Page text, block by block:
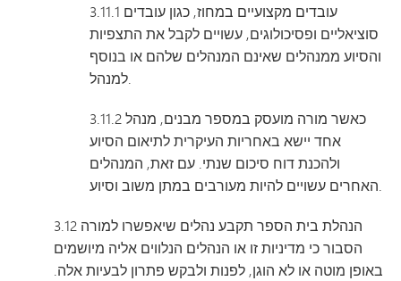
3.11.1 עובדים מקצועיים במחוז, כגון עובדים
סוציאליים ופסיכולוגים, עשויים לקבל את התצפיות
והסיוע ממנהלים שאינם המנהלים שלהם או בנוסף
למנהל.
3.11.2 כאשר מורה מועסק במספר מבנים, מנהל
אחד יישא באחריות העיקרית לתיאום הסיוע
ולהכנת דוח סיכום שנתי. עם זאת, המנהלים
האחרים עשויים להיות מעורבים במתן משוב וסיוע.
3.12 הנהלת בית הספר תקבע נהלים שיאפשרו למורה
הסבור כי מדיניות זו או הנהלים הנלווים אליה מיושמים
באופן מוטה או לא הוגן, לפנות ולבקש פתרון לבעיות אלה.